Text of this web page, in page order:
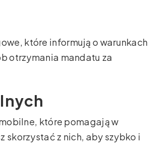
które informują o warunkach
otrzymania mandatu za
które pomagają w
skorzystać z nich, aby szybko i